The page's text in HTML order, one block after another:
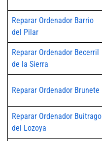
Reparar Ordenador Barrio
del Pilar
Reparar Ordenador Becerril
de la Sierra
Reparar Ordenador Brunete
Reparar Ordenador Buitrago
del Lozoya